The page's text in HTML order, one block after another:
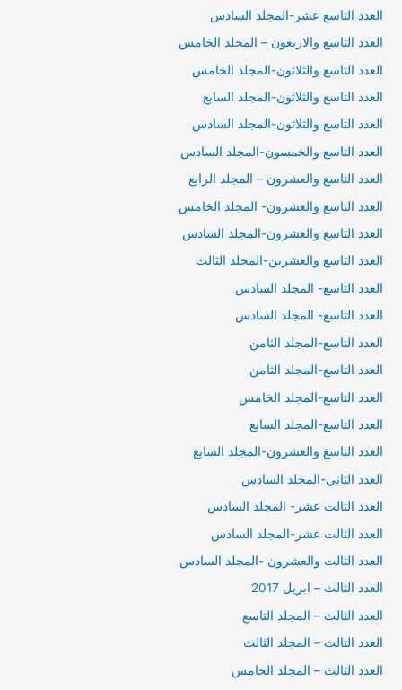
العدد التاسع عشر-المجلد السادس
العدد التاسع والاربعون – المجلد الخامس
العدد التاسع والثلاثون-المجلد الخامس
العدد التاسع والثلاثون-المجلد السابع
العدد التاسع والثلاثون-المجلد السادس
العدد التاسع والخمسون-المجلد السادس
العدد التاسع والعشرون – المجلد الرابع
العدد التاسع والعشرون- المجلد الخامس
العدد التاسع والعشرون-المجلد السادس
العدد التاسع والعشرين-المجلد الثالث
العدد التاسع- المجلد السادس
العدد التاسع- المجلد السادس
العدد التاسع-المجلد الثامن
العدد التاسع-المجلد الثامن
العدد التاسع-المجلد الخامس
العدد التاسع-المجلد السابع
العدد التاسغ والعشرون-المجلد السابع
العدد التاني-المجلد السادس
العدد الثالت عشر- المجلد السادس
العدد الثالت عشر-المجلد السادس
العدد الثالت والعشرون -المجلد السادس
العدد الثالث – ابريل 2017
العدد الثالث – المجلد التاسع
العدد الثالث – المجلد الثالث
العدد الثالث – المجلد الخامس